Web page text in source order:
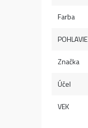
Farba
POHLAVIE
Značka
Účel
VEK